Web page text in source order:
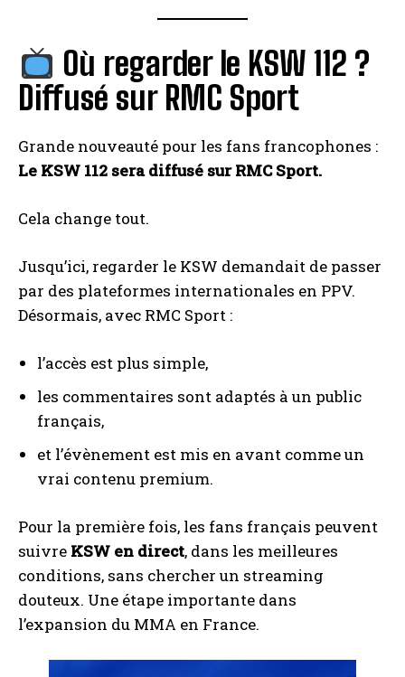
Où regarder le KSW 112 ?
Diffusé sur RMC Sport
Grande nouveauté pour les fans francophones :
Le KSW 112 sera diffusé sur RMC Sport.
Cela change tout.
Jusqu’ici, regarder le KSW demandait de passer
par des plateformes internationales en PPV.
Désormais, avec RMC Sport :
l’accès est plus simple,
les commentaires sont adaptés à un public
français,
et l’évènement est mis en avant comme un
vrai contenu premium.
Pour la première fois, les fans français peuvent
suivre KSW en direct, dans les meilleures
conditions, sans chercher un streaming
douteux. Une étape importante dans
l’expansion du MMA en France.